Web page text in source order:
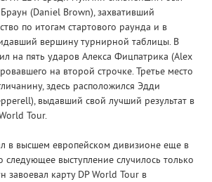
(Daniel Brown), захвативший
по итогам стартового раунда и в
вершину турнирной таблицы. В
на пять ударов Алекса Фицпатрика (Alex
на второй строчке. Третье место
здесь расположился Эдди
выдавший свой лучший результат в
Tour.
в высшем европейском дивизионе еще в
следующее выступление случилось только
завоевал карту DP World Tour в